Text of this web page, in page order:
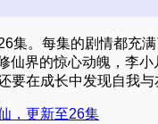
集。每集的剧情都充
仙界的惊心动魄，李
要在成长中发现自我与
，更新至26集